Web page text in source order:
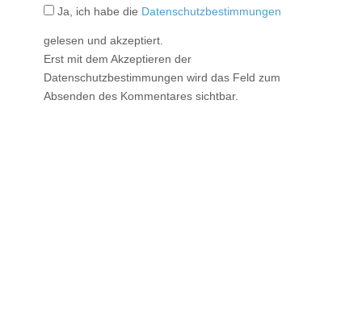
Ja, ich habe die Datenschutzbestimmungen
gelesen und akzeptiert.
Erst mit dem Akzeptieren der
Datenschutzbestimmungen wird das Feld zum
Absenden des Kommentares sichtbar.